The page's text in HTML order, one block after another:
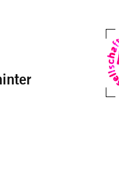
Mag